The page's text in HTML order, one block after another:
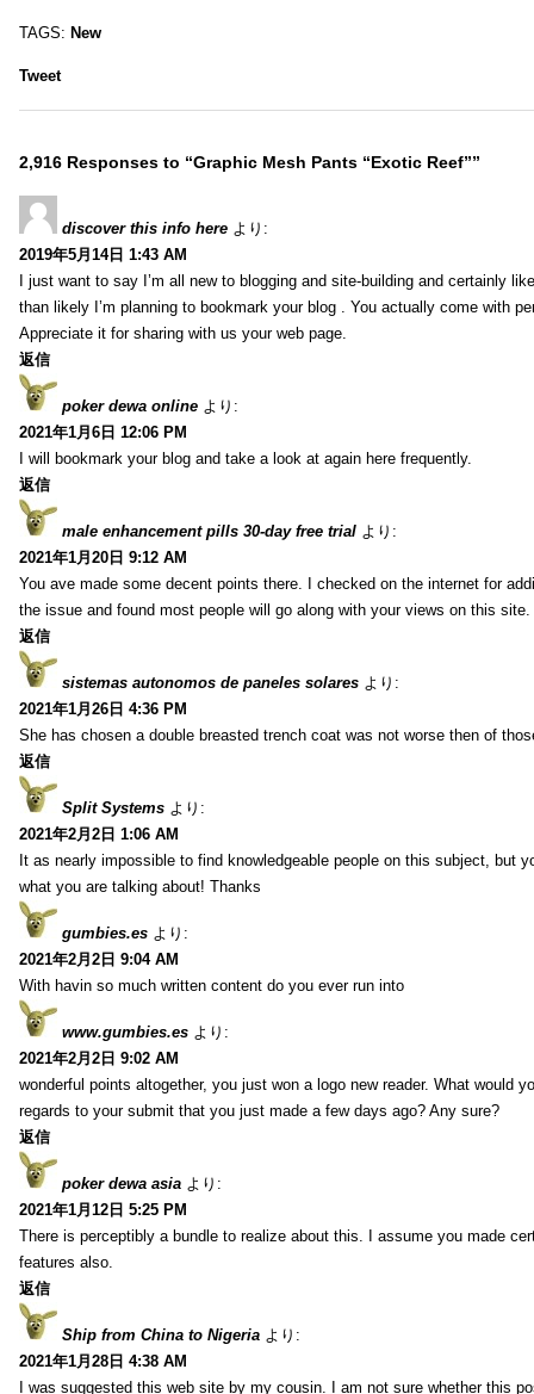
TAGS: New
Tweet
2,916 Responses to “Graphic Mesh Pants “Exotic Reef””
discover this info here より:
2019年5月14日 1:43 AM
I just want to say I’m all new to blogging and site-building and certainly
than likely I’m planning to bookmark your blog . You actually come with
Appreciate it for sharing with us your web page.
返信
poker dewa online より:
2021年1月6日 12:06 PM
I will bookmark your blog and take a look at again here frequently.
返信
male enhancement pills 30-day free trial より:
2021年1月20日 9:12 AM
You ave made some decent points there. I checked on the internet for
the issue and found most people will go along with your views on this site.
返信
sistemas autonomos de paneles solares より:
2021年1月26日 4:36 PM
She has chosen a double breasted trench coat was not worse then of
返信
Split Systems より:
2021年2月2日 1:06 AM
It as nearly impossible to find knowledgeable people on this subject, but
what you are talking about! Thanks
gumbies.es より:
2021年2月2日 9:04 AM
With havin so much written content do you ever run into
www.gumbies.es より:
2021年2月2日 9:02 AM
wonderful points altogether, you just won a logo new reader. What would
regards to your submit that you just made a few days ago? Any sure?
返信
poker dewa asia より:
2021年1月12日 5:25 PM
There is perceptibly a bundle to realize about this. I assume you made
features also.
返信
Ship from China to Nigeria より:
2021年1月28日 4:38 AM
I was suggested this web site by my cousin. I am not sure whether this